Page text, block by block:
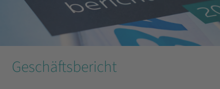
Geschäftsbericht